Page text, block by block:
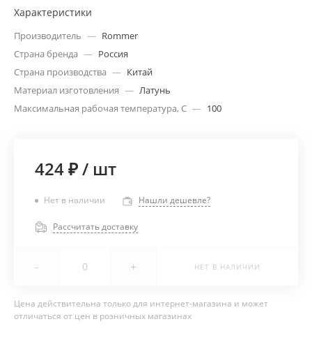
Характеристики
Производитель — Rommer
Страна бренда — Россия
Страна производства — Китай
Материал изготовления — Латунь
Максимальная рабочая температура, С — 100
424 ₽/ шт
Нет в наличии Нашли дешевле?
Рассчитать доставку
- + НЕТ В НАЛИЧИИ
Цена действительна только для интернет-магазина и может
отличаться от цен в розничных магазинах